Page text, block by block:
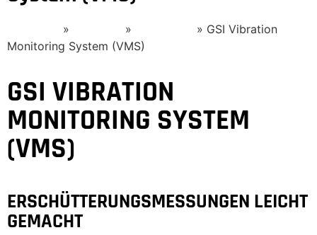
» » » GSI Vibration
Monitoring System (VMS)
GSI VIBRATION
MONITORING SYSTEM
(VMS)
ERSCHÜTTERUNGSMESSUNGEN LEICHT
GEMACHT